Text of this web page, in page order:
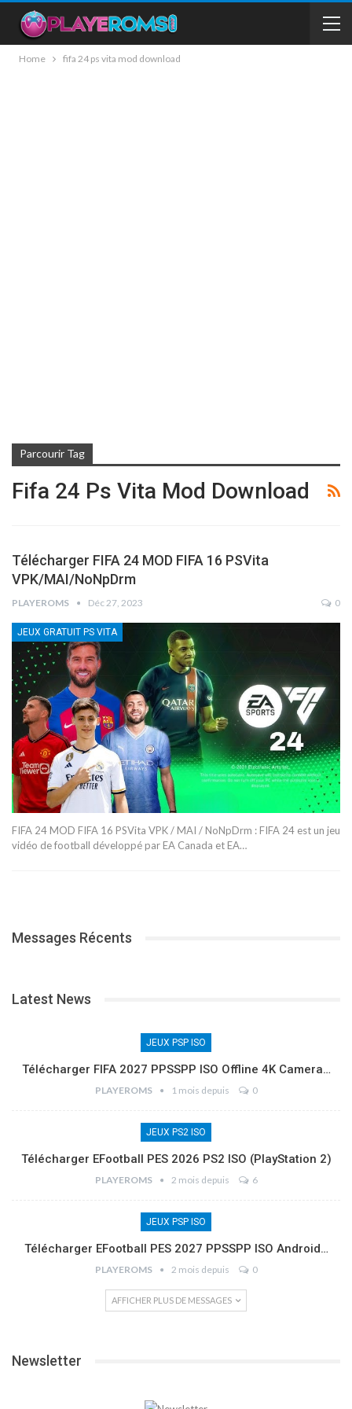
Home fifa 24 ps vita mod download
Parcourir Tag
Fifa 24 Ps Vita Mod Download
Télécharger FIFA 24 MOD FIFA 16 PSVita
VPK/MAI/NoNpDrm
PLAYEROMS Déc 27, 2023 0
JEUX GRATUIT PS VITA
FIFA 24 MOD FIFA 16 PSVita VPK / MAI / NoNpDrm : FIFA 24 est un jeu
vidéo de football développé par EA Canada et EA…
Messages Récents
Latest News
JEUX PSP ISO
Télécharger FIFA 2027 PPSSPP ISO Offline 4K Camera…
PLAYEROMS 1 mois depuis 0
JEUX PS2 ISO
Télécharger EFootball PES 2026 PS2 ISO (PlayStation 2)
PLAYEROMS 2 mois depuis 6
JEUX PSP ISO
Télécharger EFootball PES 2027 PPSSPP ISO Android…
PLAYEROMS 2 mois depuis 0
AFFICHER PLUS DE MESSAGES
Newsletter